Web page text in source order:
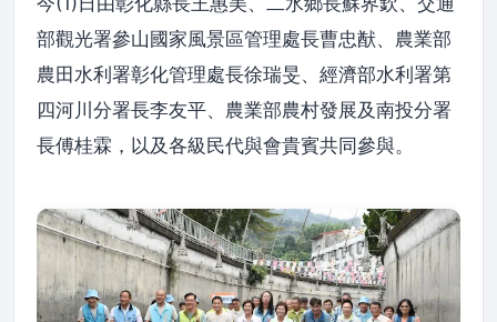
部觀光署參山國家風景區管理處長曹忠猷、農業部
農田水利署彰化管理處長徐瑞旻、經濟部水利署第
四河川分署長李友平、農業部農村發展及南投分署
長傅桂霖，以及各級民代與會貴賓共同參與。